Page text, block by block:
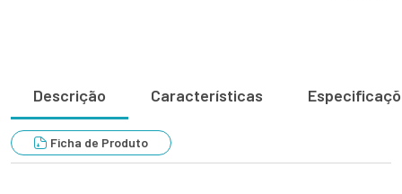
Descrição Características
Ficha de Produto